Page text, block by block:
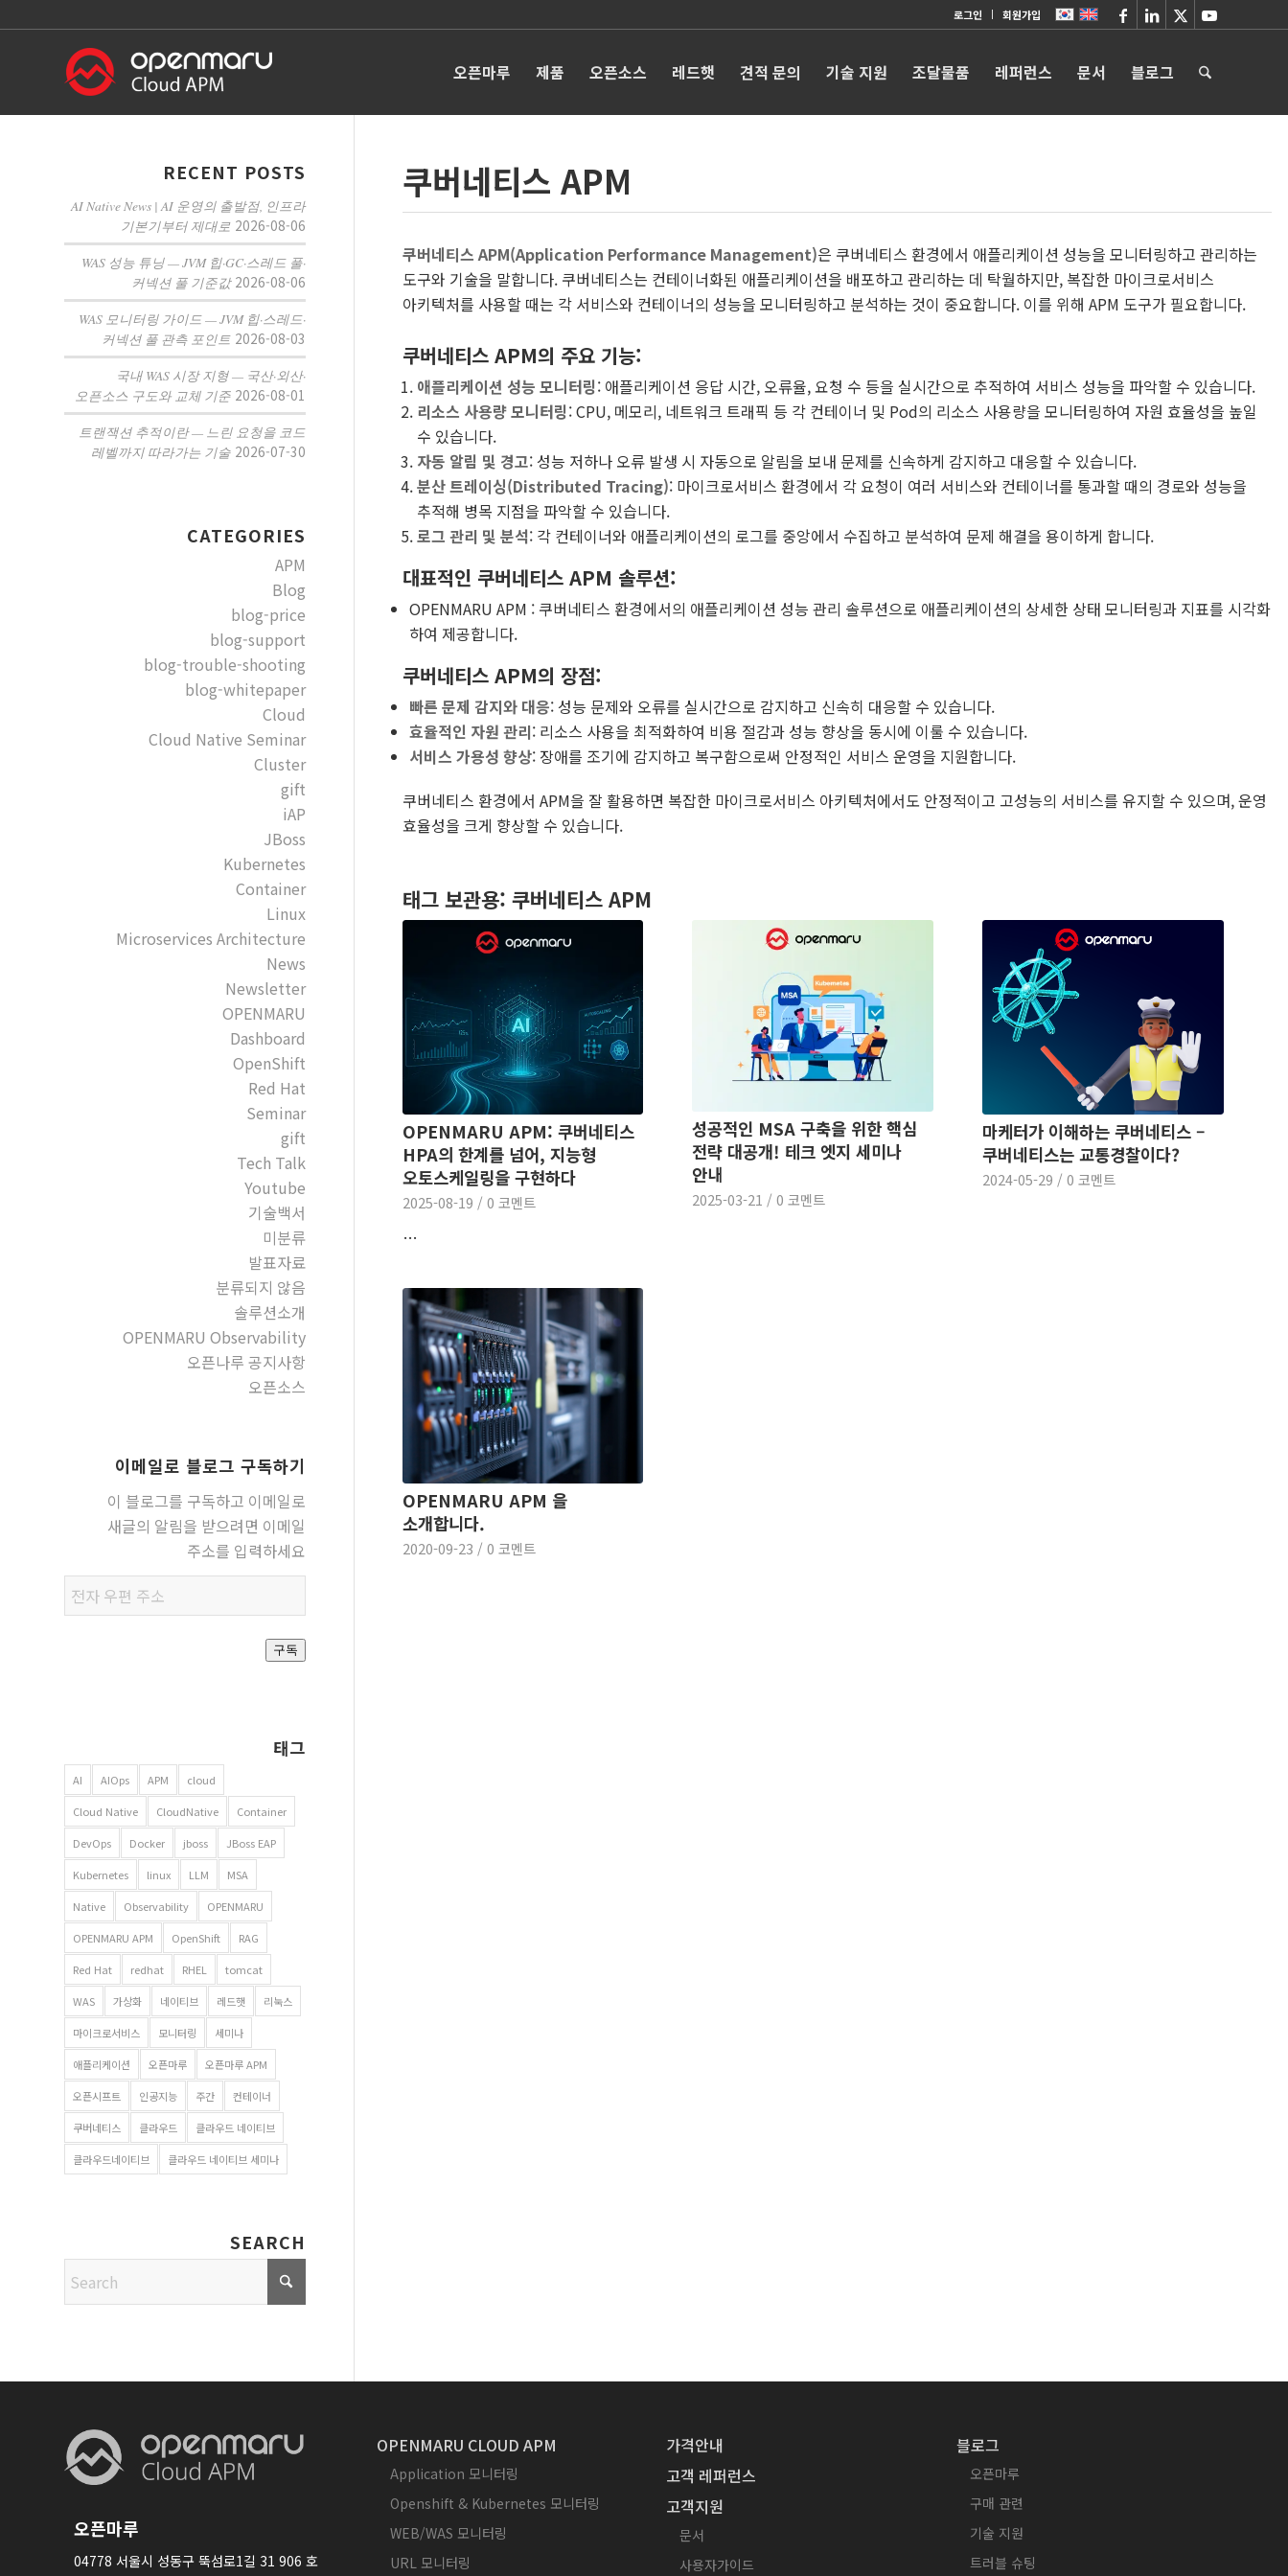
로그인 회원가입
오픈마루 제품 오픈소스 레드햇 견적 문의 기술 지원 조달물품 레퍼런스 문서 블로그
쿠버네티스 APM
쿠버네티스 APM(Application Performance Management)은 쿠버네티스 환경에서 애플리케이션 성능을 모니터링하고 관리하는
도구와 기술을 말합니다. 쿠버네티스는 컨테이너화된 애플리케이션을 배포하고 관리하는 데 탁월하지만, 복잡한 마이크로서비스
아키텍처를 사용할 때는 각 서비스와 컨테이너의 성능을 모니터링하고 분석하는 것이 중요합니다. 이를 위해 APM 도구가 필요합니다.
쿠버네티스 APM의 주요 기능:
애플리케이션 성능 모니터링: 애플리케이션 응답 시간, 오류율, 요청 수 등을 실시간으로 추적하여 서비스 성능을 파악할 수 있습니다.
리소스 사용량 모니터링: CPU, 메모리, 네트워크 트래픽 등 각 컨테이너 및 Pod의 리소스 사용량을 모니터링하여 자원 효율성을 높일
수 있습니다.
자동 알림 및 경고: 성능 저하나 오류 발생 시 자동으로 알림을 보내 문제를 신속하게 감지하고 대응할 수 있습니다.
분산 트레이싱(Distributed Tracing): 마이크로서비스 환경에서 각 요청이 여러 서비스와 컨테이너를 통과할 때의 경로와 성능을
추적해 병목 지점을 파악할 수 있습니다.
로그 관리 및 분석: 각 컨테이너와 애플리케이션의 로그를 중앙에서 수집하고 분석하여 문제 해결을 용이하게 합니다.
대표적인 쿠버네티스 APM 솔루션:
OPENMARU APM : 쿠버네티스 환경에서의 애플리케이션 성능 관리 솔루션으로 애플리케이션의 상세한 상태 모니터링과 지표를 시각화
하여 제공합니다.
쿠버네티스 APM의 장점:
빠른 문제 감지와 대응: 성능 문제와 오류를 실시간으로 감지하고 신속히 대응할 수 있습니다.
효율적인 자원 관리: 리소스 사용을 최적화하여 비용 절감과 성능 향상을 동시에 이룰 수 있습니다.
서비스 가용성 향상: 장애를 조기에 감지하고 복구함으로써 안정적인 서비스 운영을 지원합니다.
쿠버네티스 환경에서 APM을 잘 활용하면 복잡한 마이크로서비스 아키텍처에서도 안정적이고 고성능의 서비스를 유지할 수 있으며, 운영
효율성을 크게 향상할 수 있습니다.
태그 보관용: 쿠버네티스 APM
OPENMARU APM: 쿠버네티스
HPA의 한계를 넘어, 지능형
오토스케일링을 구현하다
2025-08-19 / 0 코멘트
…
성공적인 MSA 구축을 위한 핵심
전략 대공개! 테크 엣지 세미나
안내
2025-03-21 / 0 코멘트
마케터가 이해하는 쿠버네티스 –
쿠버네티스는 교통경찰이다?
2024-05-29 / 0 코멘트
OPENMARU APM 을
소개합니다.
2020-09-23 / 0 코멘트
RECENT POSTS
AI Native News | AI 운영의 출발점, 인프라
기본기부터 제대로 2026-08-06
WAS 성능 튜닝 — JVM 힙·GC·스레드 풀·
커넥션 풀 기준값 2026-08-06
WAS 모니터링 가이드 — JVM 힙·스레드·
커넥션 풀 관측 포인트 2026-08-03
국내 WAS 시장 지형 — 국산·외산·
오픈소스 구도와 교체 기준 2026-08-01
트랜잭션 추적이란 — 느린 요청을 코드
레벨까지 따라가는 기술 2026-07-30
CATEGORIES
APM
Blog
blog-price
blog-support
blog-trouble-shooting
blog-whitepaper
Cloud
Cloud Native Seminar
Cluster
gift
iAP
JBoss
Kubernetes
Container
Linux
Microservices Architecture
News
Newsletter
OPENMARU
Dashboard
OpenShift
Red Hat
Seminar
gift
Tech Talk
Youtube
기술백서
미분류
발표자료
분류되지 않음
솔루션소개
OPENMARU Observability
오픈나루 공지사항
오픈소스
이메일로 블로그 구독하기
이 블로그를 구독하고 이메일로
새글의 알림을 받으려면 이메일
주소를 입력하세요
우편
주소
구독
태그
AI AIOps APM cloud
Cloud Native CloudNative Container
DevOps Docker jboss JBoss EAP
Kubernetes linux LLM MSA
Native Observability OPENMARU
OPENMARU APM OpenShift RAG
Red Hat redhat RHEL tomcat
WAS 가상화 네이티브 레드햇 리눅스
마이크로서비스 모니터링 세미나
애플리케이션 오픈마루 오픈마루 APM
오픈시프트 인공지능 주간 컨테이너
쿠버네티스 클라우드 클라우드 네이티브
클라우드네이티브 클라우드 네이티브 세미나
SEARCH
오픈마루
04778 서울시 성동구 뚝섬로1길 31 906 호
OPENMARU CLOUD APM
Application 모니터링
Openshift & Kubernetes 모니터링
WEB/WAS 모니터링
URL 모니터링
가격안내
고객 레퍼런스
고객지원
문서
사용자가이드
블로그
오픈마루
구매 관련
기술 지원
트러블 슈팅